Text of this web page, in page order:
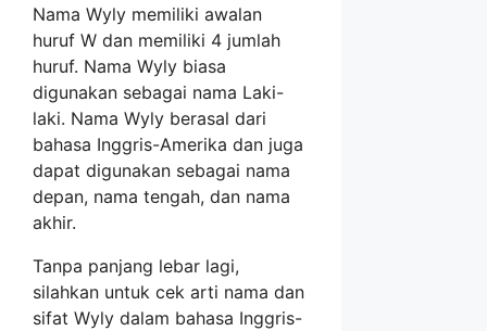
Nama Wyly memiliki awalan
huruf W dan memiliki 4 jumlah
huruf. Nama Wyly biasa
digunakan sebagai nama Laki-
laki. Nama Wyly berasal dari
bahasa Inggris-Amerika dan juga
dapat digunakan sebagai nama
depan, nama tengah, dan nama
akhir.
Tanpa panjang lebar lagi,
silahkan untuk cek arti nama dan
sifat Wyly dalam bahasa Inggris-